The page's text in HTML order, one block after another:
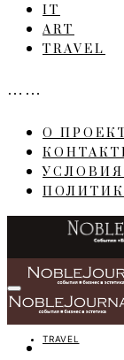
IT
ART
TRAVEL
……
О
ГЛАВНАЯ
TRAVEL